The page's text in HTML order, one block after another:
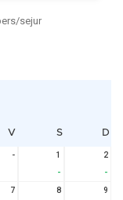
sejur
V S D
- 1
-
2
-
7 8 9